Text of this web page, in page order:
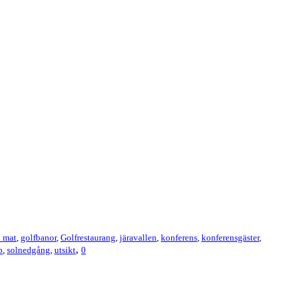
mat, golfbanor, Golfrestaurang, järavallen, konferens, konferensgäster,
, solnedgång, utsikt, 0